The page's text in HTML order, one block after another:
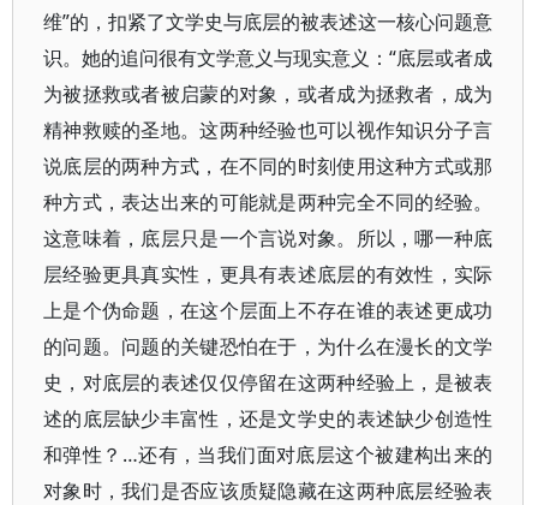
维”的，扣紧了文学史与底层的被表述这一核心问题意
识。她的追问很有文学意义与现实意义：“底层或者成
为被拯救或者被启蒙的对象，或者成为拯救者，成为
精神救赎的圣地。这两种经验也可以视作知识分子言
说底层的两种方式，在不同的时刻使用这种方式或那
种方式，表达出来的可能就是两种完全不同的经验。
这意味着，底层只是一个言说对象。所以，哪一种底
层经验更具真实性，更具有表述底层的有效性，实际
上是个伪命题，在这个层面上不存在谁的表述更成功
的问题。问题的关键恐怕在于，为什么在漫长的文学
史，对底层的表述仅仅停留在这两种经验上，是被表
述的底层缺少丰富性，还是文学史的表述缺少创造性
和弹性？…还有，当我们面对底层这个被建构出来的
对象时，我们是否应该质疑隐藏在这两种底层经验表